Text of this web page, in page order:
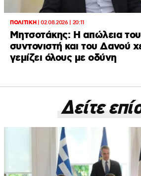
ΠΟΛΙΤΙΚΗ|02.08.2026 | 20:11
Μητσοτάκης: Η απώλεια
συντονιστή και του Δανού
γεμίζει όλους με οδύνη
Δείτε